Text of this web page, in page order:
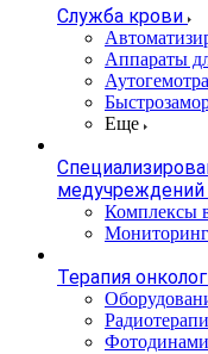
Служба крови
Аппараты
Еще
медучреждений
Комплексы
Терапия